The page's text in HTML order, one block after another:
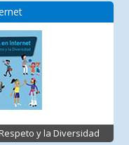
y la Diversidad